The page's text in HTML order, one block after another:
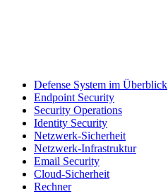
Defense System im Überblick
Endpoint Security
Security Operations
Identity Security
Netzwerk-Sicherheit
Netzwerk-Infrastruktur
Email Security
Cloud-Sicherheit
Rechner